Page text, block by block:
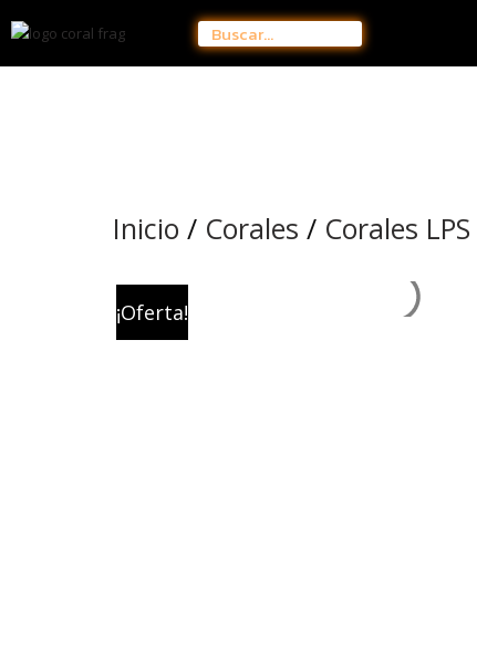
Inicio / Corales / Corales LPS
¡Oferta!